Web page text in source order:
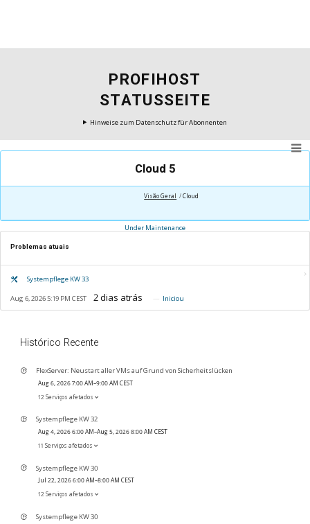
PROFIHOST
STATUSSEITE
Hinweise zum Datenschutz für Abonnenten
Cloud 5
Visão Geral Cloud
Under Maintenance
Problemas atuais
Systempflege KW 33
Aug 6, 2026 5:19 PM CEST Iniciou
Histórico Recente
FlexServer: Neustart aller VMs auf Grund von Sicherheitslücken
Aug 6, 2026 7:00 AM–9:00 AM CEST
12 Serviços afetados
Systempflege KW 32
Aug 4, 2026 6:00 AM–Aug 5, 2026 8:00 AM CEST
11 Serviços afetados
Systempflege KW 30
Jul 22, 2026 6:00 AM–8:00 AM CEST
12 Serviços afetados
Systempflege KW 30